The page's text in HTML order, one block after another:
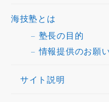
海技塾とは
塾長の目的
情報提供のお願
サイト説明